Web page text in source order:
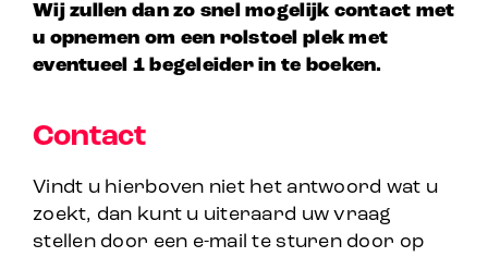
Wij zullen dan zo snel mogelijk contact met
u opnemen om een rolstoel plek met
eventueel 1 begeleider in te boeken.
Contact
Vindt u hierboven niet het antwoord wat u
zoekt, dan kunt u uiteraard uw vraag
stellen door een e-mail te sturen door op